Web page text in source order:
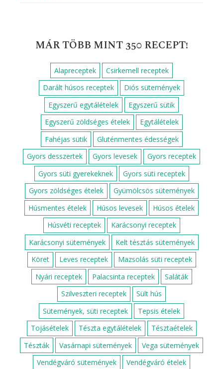
MÁR TÖBB MINT 350 RECEPT!
Alapreceptek
Csirkemell receptek
Darált húsos receptek
Diós sütemények
Egyszerű egytálételek
Egyszerű sütik
Egyszerű zöldséges ételek
Egytálételek
Fahéjas sütik
Gluténmentes édességek
Gyors desszertek
Gyors levesek
Gyors receptek
Gyors süti gyerekeknek
Gyors süti receptek
Gyors zöldséges ételek
Gyümölcsös sütemények
Húsmentes ételek
Húsos levesek
Húsos ételek
Húsvéti receptek
Karácsonyi receptek
Karácsonyi sütemények
Kelt tésztás sütemények
Köret
Leves receptek
Mazsolás süti receptek
Nyári receptek
Palacsinta receptek
Saláták
Szilveszteri receptek
Sült hús
Sütemények, süti receptek
Tepsis ételek
Tojásételek
Tészta egytálételek
Tésztaételek
Tészták
Vasárnapi sütemények
Vega sütemények
Vendégváró sütemények
Vendégváró ételek